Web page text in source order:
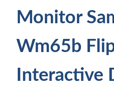
Monitor
Wm65b
Interactive